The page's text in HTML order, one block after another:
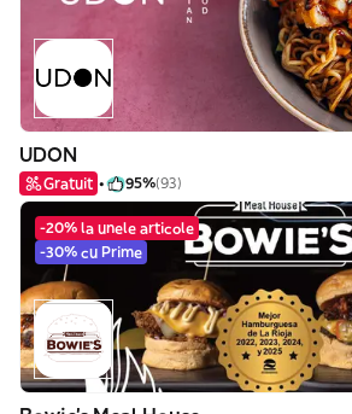
UDON
Gratuit 95%(93)
-20% la unele articole
-30% cu Prime